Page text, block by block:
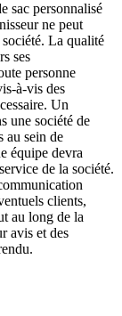
sac personnalisé
ne peut
La qualité
ses
personne
à-vis des
Un
une société de
au sein de
équipe devra
de la société.
clients,
au long de la
avis et des